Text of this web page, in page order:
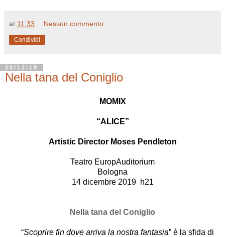
at 11:33 Nessun commento:
Condividi
20/12/19
Nella tana del Coniglio
MOMIX
“ALICE”
Artistic Director Moses Pendleton
Teatro EuropAuditorium
Bologna
14 dicembre 2019 h21
Nella tana del Coniglio
“Scoprire fin dove arriva la nostra fantasia” è la sfida di